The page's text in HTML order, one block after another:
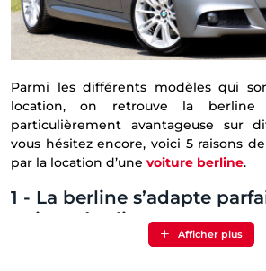
Parmi les différents modèles qui
location, on retrouve la berline
particulièrement avantageuse sur
vous hésitez encore, voici 5 raisons
par la location d’une voiture berline.
1 - La berline s’adapte
trajets réguliers
Si vous avez besoin d’un véhicule
Afficher plus